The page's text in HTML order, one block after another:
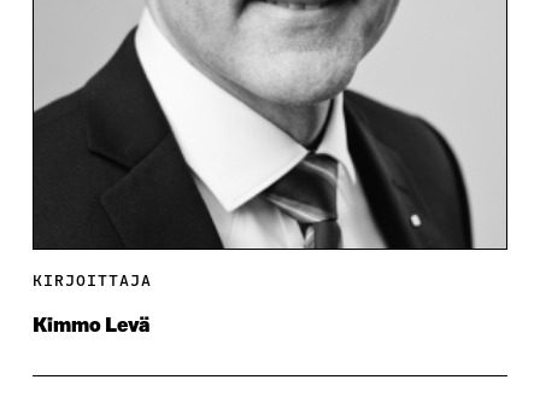
KIRJOITTAJA
Kimmo Levä